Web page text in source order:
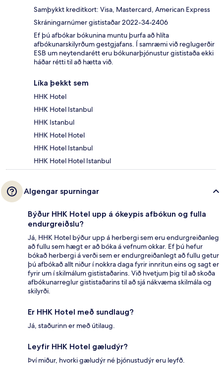
Samþykkt kreditkort: Visa, Mastercard, American Express
Skráningarnúmer gististaðar 2022-34-2406
Ef þú afbókar bókunina muntu þurfa að hlíta
afbókunarskilyrðum gestgjafans. Í samræmi við reglugerðir
ESB um neytendarétt eru bókunarþjónustur gististaða ekki
háðar rétti til að hætta við.
Líka þekkt sem
HHK Hotel
HHK Hotel Istanbul
HHK Istanbul
HHK Hotel Hotel
HHK Hotel Istanbul
HHK Hotel Hotel Istanbul
Algengar spurningar
Býður HHK Hotel upp á ókeypis afbókun og fulla
endurgreiðslu?
Já, HHK Hotel býður upp á herbergi sem eru endurgreiðanleg
að fullu sem hægt er að bóka á vefnum okkar. Ef þú hefur
bókað herbergi á verði sem er endurgreiðanlegt að fullu getur
þú afbókað allt niður í nokkra daga fyrir innritun eins og sagt er
fyrir um í skilmálum gististaðarins. Við hvetjum þig til að skoða
afbókunarreglur gististaðarins til að sjá nákvæma skilmála og
skilyrði.
Er HHK Hotel með sundlaug?
Já, staðurinn er með útilaug.
Leyfir HHK Hotel gæludýr?
Því miður, hvorki gæludýr né þjónustudýr eru leyfð.